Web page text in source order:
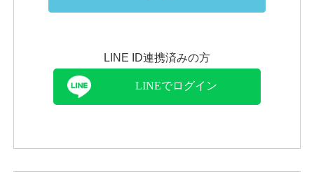
LINE ID連携済みの方
LINEでログイン